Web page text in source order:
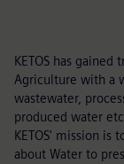
KETOS has
Agriculture with a
wastewater,
produced water
KETOS' mission is
about Water to